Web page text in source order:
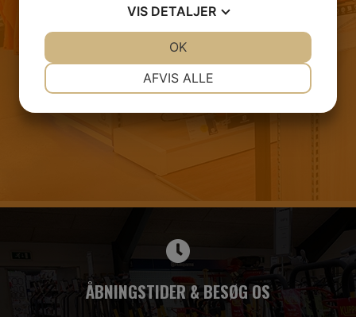
ÅBNINGSTIDER & BESØG OS
VIS DETALJER
MARKETING STATISTIK
AFVIS ALLE
OK